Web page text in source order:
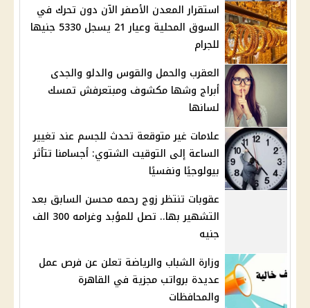
استقرار المعدن الأصفر الآن دون تحرك في
السوق المحلية وعيار 21 يسجل 5330 جنيها
للجرام
العقرب والحمل والقوس والدلو والجدى
أبراج وشها مكشوف ومبتعرفش تمسك
لسانها
علامات غير متوقعة تحدث للجسم عند تغيير
الساعة إلى التوقيت الشتوي: أجسامنا تتأثر
بيولوجيًا ونفسيًا
عقوبات تنتظر زوج رحمه محسن السابق بعد
التشهير بها.. تصل للمؤبد وغرامه 300 الف
جنيه
وزارة الشباب والرياضة تعلن عن فرص عمل
عديدة برواتب مجزية في القاهرة
والمحافظات